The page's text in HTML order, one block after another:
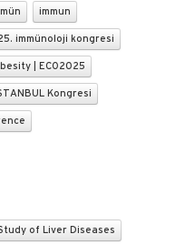
immun
immünoloji kongresi
| ECO2025
Kongresi
of Liver Diseases